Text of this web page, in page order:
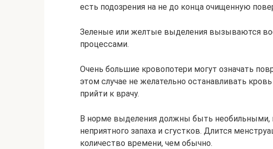
есть подозрения на не до конца очищенную
Зеленые или желтые выделения вызываются
процессами.
Очень большие кровопотери могут означать
этом случае не желательно останавливать
прийти к врачу.
В норме выделения должны быть необильными,
неприятного запаха и сгустков. Длится
количество времени, чем обычно.